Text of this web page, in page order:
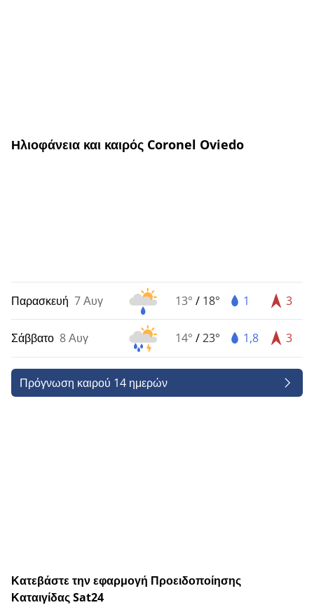
Ηλιοφάνεια και καιρός Coronel Oviedo
Παρασκευή 7 Αυγ 13° / 18° 1 3
Σάββατο 8 Αυγ 14° /23° 1,8 3
Πρόγνωση καιρού 14 ημερών
Κατεβάστε την εφαρμογή Προειδοποίησης
Καταιγίδας Sat24